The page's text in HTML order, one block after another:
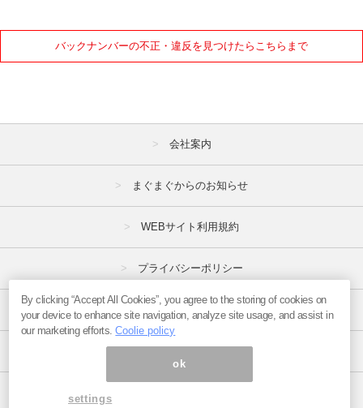
バックナンバーの不正・違反を見つけたらこちらまで
2021年
2020年
2月
5月
7月 8月 9月
10月 11月 12月
会社案内
まぐまぐからのお知らせ
WEBサイト利用規約
プライバシーポリシー
特定商取引法
ページ内の商標は全て商標権者に属します。
By clicking “Accept All Cookies”, you agree to the storing of cookies on
your device to enhance site navigation, analyze site usage, and assist in
our marketing efforts.Coolie policy
ok
settings